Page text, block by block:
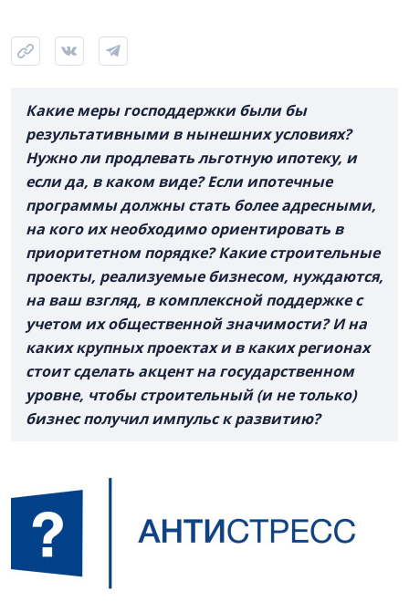
Какие меры господдержки были бы
результативными в нынешних условиях?
Нужно ли продлевать льготную ипотеку, и
если да, в каком виде? Если ипотечные
программы должны стать более адресными,
на кого их необходимо ориентировать в
приоритетном порядке? Какие строительные
проекты, реализуемые бизнесом, нуждаются,
на ваш взгляд, в комплексной поддержке с
учетом их общественной значимости? И на
каких крупных проектах и в каких регионах
стоит сделать акцент на государственном
уровне, чтобы строительный (и не только)
бизнес получил импульс к развитию?